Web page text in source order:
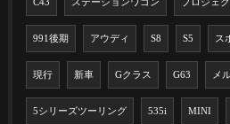
C43 ステーションワゴン プロジェ
991後期 アウディ S8 S5 ス
現行 新車 Gクラス G63 メ
5シリーズツーリング 535i MINI